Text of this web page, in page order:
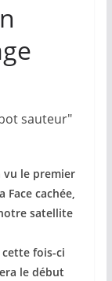
sauteur"
vu le premier
cachée,
satellite
fois-ci
le début